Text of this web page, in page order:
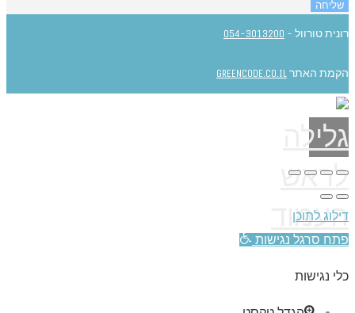
שליחה
רונית טורוול - 054-3013200
הקמת האתרGREENCODE.CO.IL
גלילה
לראש
העמוד
דילוג לתוכן
פתח סרגל נגישות
כלי נגישות